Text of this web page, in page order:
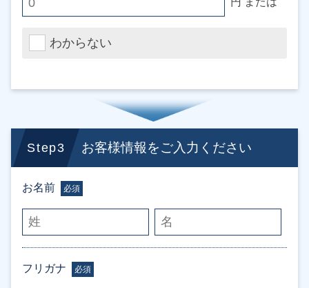
わからない
Step3 お客様情報をご入力ください
お名前 必須
フリガナ 必須